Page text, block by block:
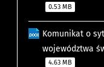
0.53 MB
Komunikat o
województwa
4.63 MB